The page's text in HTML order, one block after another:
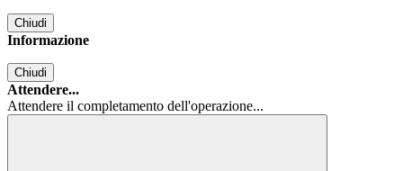
Chiudi
Informazione
Chiudi
Attendere...
Attendere il completamento dell'operazione...